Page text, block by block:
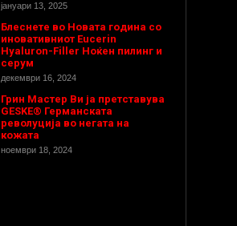
јануари 13, 2025
Блеснете во Новата година со
иновативниот Eucerin
Hyaluron-Filler Ноќен пилинг и
серум
декември 16, 2024
Грин Мастер Ви ја претставува
GESKE® Германската
револуција во негата на
кожата
ноември 18, 2024